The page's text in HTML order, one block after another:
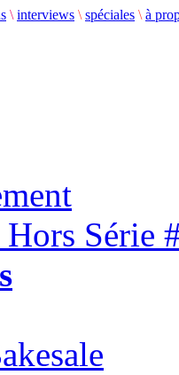
\ interviews \ spéciales \ à
Série